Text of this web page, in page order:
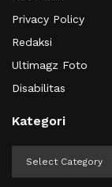
Privacy Policy
Redaksi
Ultimagz Foto
Disabilitas
Kategori